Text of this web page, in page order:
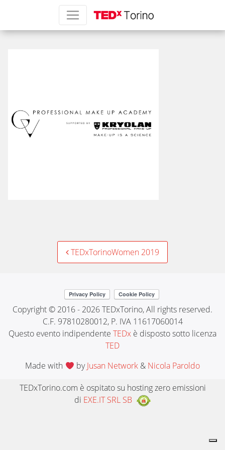
gv300px
TEDxTorinoWomen 2019
Copyright © 2016 - 2026 TEDxTorino, All rights reserved.
C.F. 97810280012, P. IVA 11617060014
Questo evento indipendente TEDx è disposto sotto licenza
TED
Made with
byJusan Network& Nicola Paroldo
TEDxTorino.com è ospitato su hosting zero emissioni
di EXE.IT SRL SB